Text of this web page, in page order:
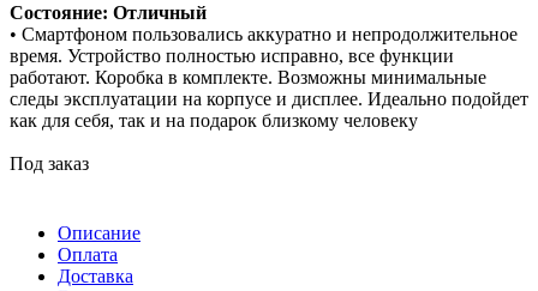
Состояние: Отличный
• Смартфоном пользовались аккуратно и непродолжительное
время. Устройство полностью исправно, все функции
работают. Коробка в комплекте. Возможны минимальные
следы эксплуатации на корпусе и дисплее. Идеально подойдет
как для себя, так и на подарок близкому человеку
Под заказ
Описание
Оплата
Доставка